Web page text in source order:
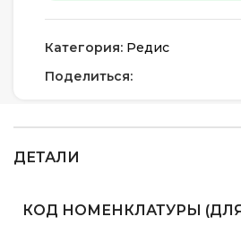
Категория: Редис
Поделиться:
ДЕТАЛИ
КОД НОМЕНКЛАТУРЫ